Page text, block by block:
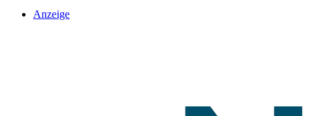
Anzeige